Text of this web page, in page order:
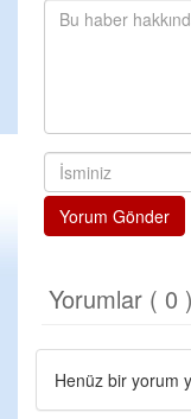
Yorum Gönder
Yorumlar ( 0 )
Henüz bir yorum